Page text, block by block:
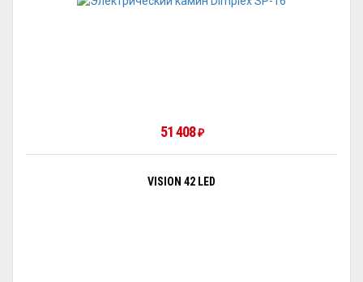
51 408 ₽
VISION 42 LED